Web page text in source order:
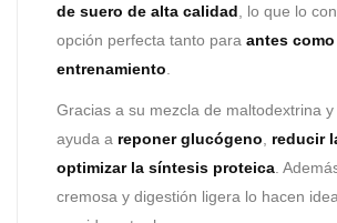
de suero de alta calidad , lo que lo
opción perfecta tanto para antes
entrenamiento
Gracias a su mezcla de maltodextrina y
ayuda a reponer glucógeno reducir
optimizar la síntesis proteica .
cremosa y digestión ligera lo hacen